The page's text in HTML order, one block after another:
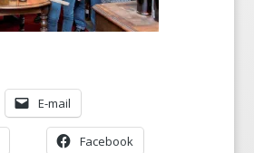
E-mail
Facebook